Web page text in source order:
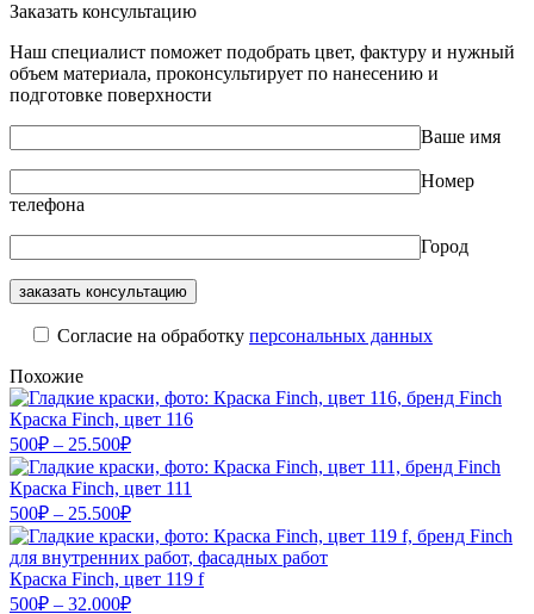
Заказать консультацию
Наш специалист поможет подобрать цвет, фактуру и нужный
объем материала, проконсультирует по нанесению и
подготовке поверхности
Ваше имя
Номер
телефона
Город
Cогласие на обработку персональных данных
Похожие
Краска Finch, цвет 116
500₽ – 25.500₽Диапазон
цен:
500₽
–
25.500₽
Краска Finch, цвет 111
500₽ – 25.500₽Диапазон
цен:
500₽
–
25.500₽
Краска Finch, цвет 119 f
500₽ – 32.000₽Диапазон